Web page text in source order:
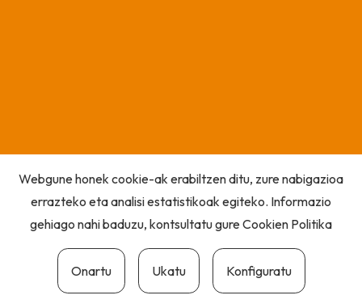
Webgune honek cookie-ak erabiltzen ditu, zure nabigazioa
errazteko eta analisi estatistikoak egiteko. Informazio
gehiago nahi baduzu, kontsultatu gureCookien Politika
Onartu Ukatu Konfiguratu